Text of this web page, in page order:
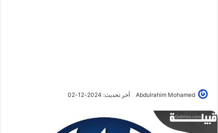
Abdulrahim Mohamed آخر تحديث: 2024-12-02